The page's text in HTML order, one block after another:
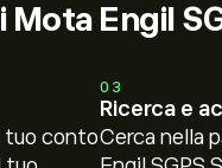
Engil
tuo conto
03
Ricerca e
Cerca nella